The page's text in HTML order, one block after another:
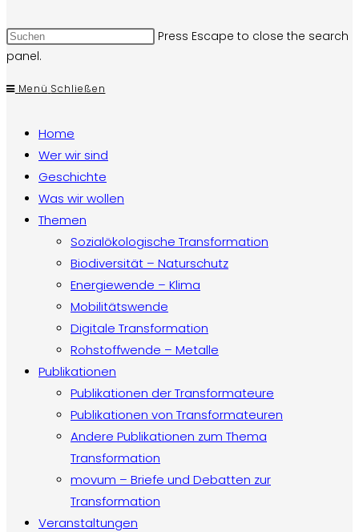
Press Escape to close the search
panel.
Menü Schließen
Home
Wer wir sind
Geschichte
Was wir wollen
Themen
Sozialökologische Transformation
Biodiversität – Naturschutz
Energiewende – Klima
Mobilitätswende
Digitale Transformation
Rohstoffwende – Metalle
Publikationen
Publikationen der Transformateure
Publikationen von Transformateuren
Andere Publikationen zum Thema
Transformation
movum – Briefe und Debatten zur
Transformation
Veranstaltungen